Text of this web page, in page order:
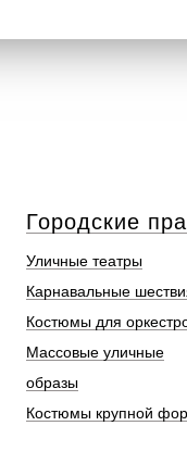
Уличные театры
Карнавальные
Костюмы для
Массовые уличные
образы
Костюмы крупной
Городские